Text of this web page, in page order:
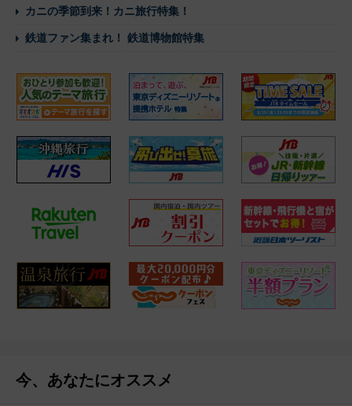
カニの季節到来！カニ旅行特集！
鉄道ファン集まれ！ 鉄道博物館特集
今、あなたにオススメ